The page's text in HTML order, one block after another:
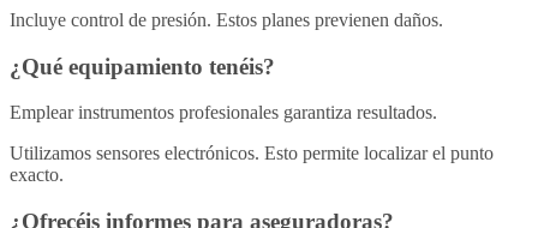
Incluye control de presión. Estos planes previenen daños.
¿Qué equipamiento tenéis?
Emplear instrumentos profesionales garantiza resultados.
Utilizamos sensores electrónicos. Esto permite localizar el punto
exacto.
¿Ofrecéis informes para aseguradoras?